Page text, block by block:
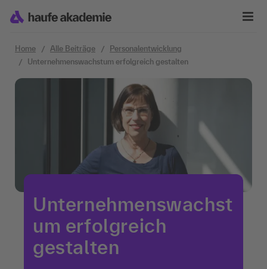
Home Alle Beiträge
Personalentwicklung
Unternehmenswachstum erfolgreich gestalten
Unternehmenswachst
um erfolgreich
gestalten